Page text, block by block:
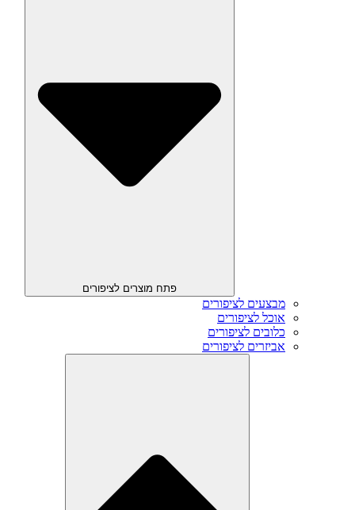
פתח מוצרים לציפורים
מבצעים לציפורים
אוכל לציפורים
כלובים לציפורים
אביזרים לציפורים